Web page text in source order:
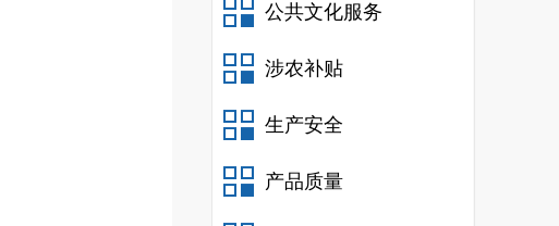
公共文化服务
涉农补贴
生产安全
产品质量